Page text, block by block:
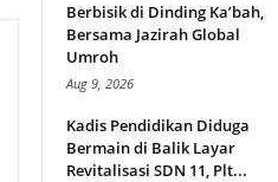
Berbisik di Dinding Ka’bah,
Bersama Jazirah Global
Umroh
Aug 9, 2026
Kadis Pendidikan Diduga
Bermain di Balik Layar
Revitalisasi SDN 11, Plt...